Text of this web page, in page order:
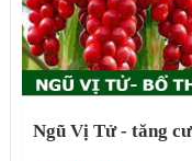
Ngũ Vị Tử - tăng